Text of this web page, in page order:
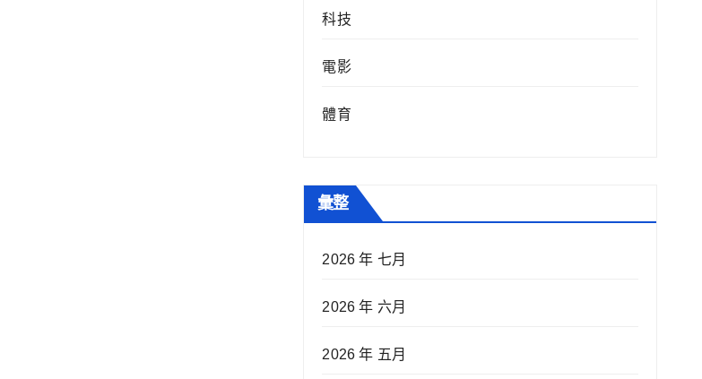
科技
電影
體育
彙整
2026 年 七月
2026 年 六月
2026 年 五月